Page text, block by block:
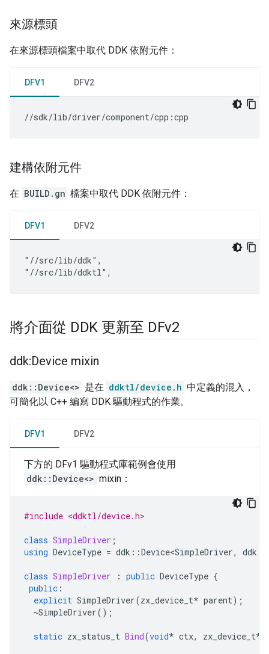
來源標頭
在來源標頭檔案中取代 DDK 依附元件：
DFV1 DFV2
建構依附元件
在 BUILD.gn 檔案中取代 DDK 依附元件：
DFV1 DFV2
"//src/lib/ddk",
將介面從 DDK 更新至 DFv2
ddk:Device mixin
ddk::Device<> 是在 ddktl/device.h 中定義的混入，
可簡化以 C++ 編寫 DDK 驅動程式的作業。
DFV1 DFV2
下方的 DFv1 驅動程式庫範例會使用
ddk::Device<> mixin：
#include <ddktl/device.h>
class SimpleDriver ;
using DeviceType = ddk ::Device<SimpleDriver, ddk
class SimpleDriver : public DeviceType {
public :
explicit SimpleDriver(zx_device_t* parent);
~SimpleDriver();
static zx_status_t Bind(void* ctx, zx_device_t*